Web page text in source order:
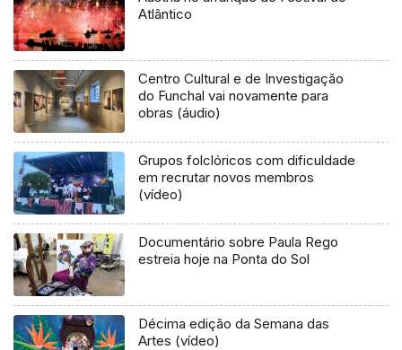
Atlântico
Centro Cultural e de Investigação
do Funchal vai novamente para
obras (áudio)
Grupos folclóricos com dificuldade
em recrutar novos membros
(vídeo)
Documentário sobre Paula Rego
estreia hoje na Ponta do Sol
Décima edição da Semana das
Artes (vídeo)